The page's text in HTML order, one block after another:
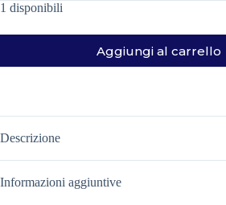
1 disponibili
Aggiungi al carrello
Descrizione
Informazioni aggiuntive